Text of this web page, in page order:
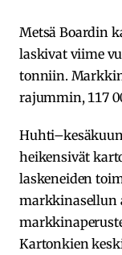
Metsä Boardin
laskivat viime
tonniin.
rajummin, 117
heikensivät
laskeneiden
markkinasellun
Kartonkien